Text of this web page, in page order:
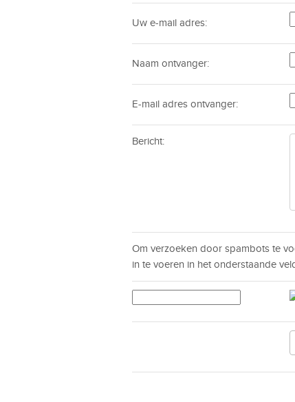
Uw e-mail adres:
Naam ontvanger:
E-mail adres ontvanger:
Bericht:
Om verzoeken door spambots te
in te voeren in het onderstaande